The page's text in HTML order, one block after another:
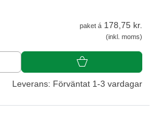
paket á 178,75 kr.
(inkl. moms)
Leverans: Förväntat 1-3 vardagar